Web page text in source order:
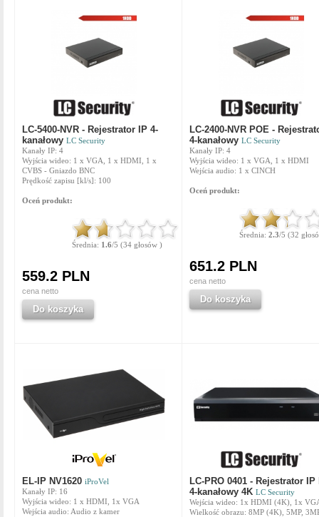
LC-5400-NVR - Rejestrator IP 4-
kanałowy LC Security
Kanały IP: 4
Wyjścia wideo: 1 x VGA, 1 x HDMI, 1 x
CVBS - Gniazdo BNC
Prędkość zapisu [kl/s]: 100
Oceń produkt:
Średnia: 1.6/5 (34 głosów )
559.2 PLN
cena netto
Do koszyka
LC-2400-NVR POE -
4-kanałowy LC Security
Kanały IP: 4
Wyjścia wideo: 1 x VGA, 1 x HDMI
Wejścia audio: 1 x CINCH
Oceń produkt:
Średnia: 2.3/5 (32
651.2 PLN
cena netto
Do koszyka
EL-IP NV1620 iProVel
Kanały IP: 16
Wyjścia wideo: 1 x HDMI, 1x VGA
Wejścia audio: Audio z kamer
LC-PRO 0401 - Rejestrator IP
4-kanałowy 4K LC Security
Wejścia wideo: 1x HDMI (4K), 1x
Wielkość obrazu: 8MP (4K), 5MP,